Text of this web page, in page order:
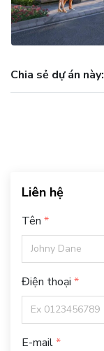
Chia sẻ dự án này:
Liên hệ
Tên
Điện thoại
E-mail